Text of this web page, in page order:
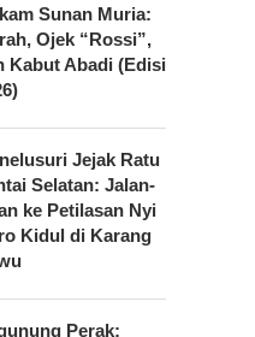
Sunan Muria:
Ojek “Rossi”,
Kabut Abadi (Edisi
Jejak Ratu
Selatan: Jalan-
ke Petilasan Nyi
Kidul di Karang
Perak: